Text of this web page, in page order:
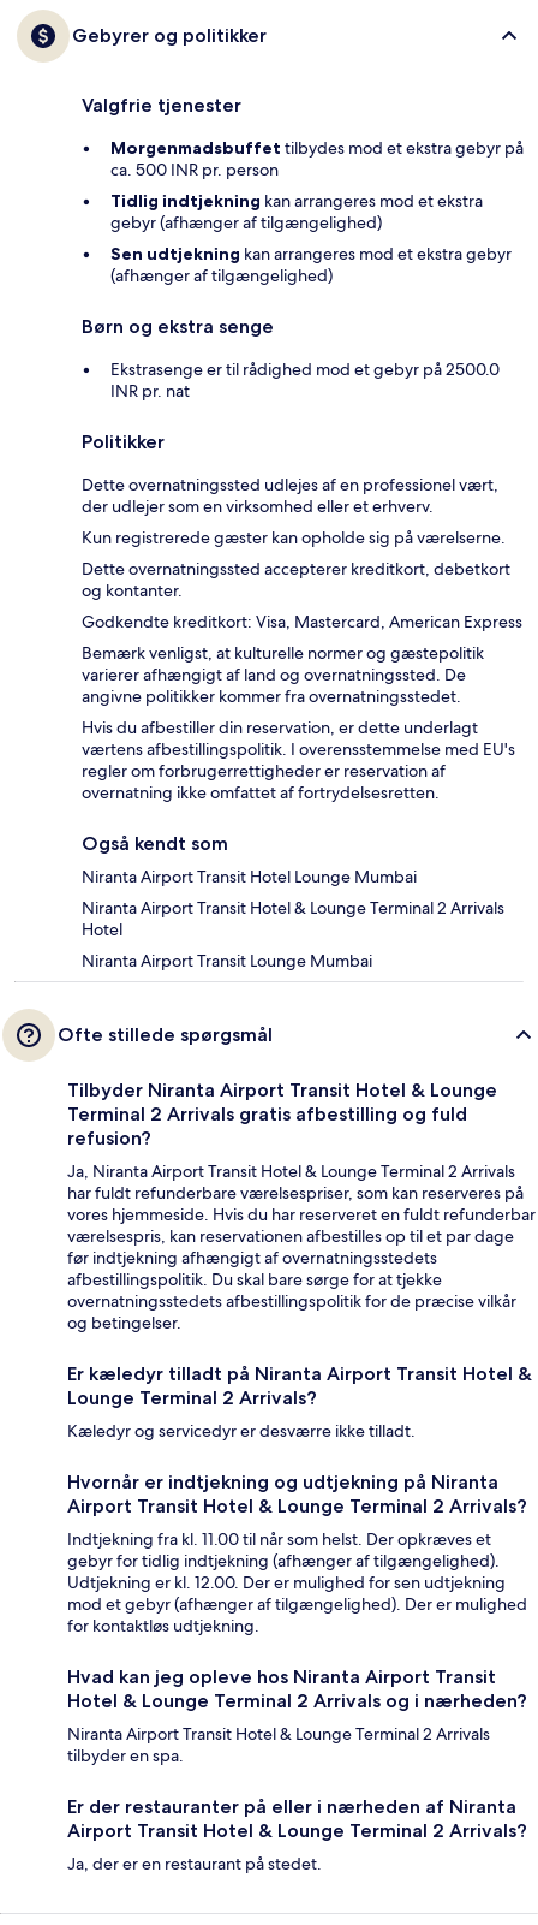
Gebyrer og politikker
Valgfrie tjenester
Morgenmadsbuffet tilbydes mod et ekstra gebyr på
ca. 500 INR pr. person
Tidlig indtjekning kan arrangeres mod et ekstra
gebyr (afhænger af tilgængelighed)
Sen udtjekning kan arrangeres mod et ekstra gebyr
(afhænger af tilgængelighed)
Børn og ekstra senge
Ekstrasenge er til rådighed mod et gebyr på 2500.0
INR pr. nat
Politikker
Dette overnatningssted udlejes af en professionel vært,
der udlejer som en virksomhed eller et erhverv.
Kun registrerede gæster kan opholde sig på værelserne.
Dette overnatningssted accepterer kreditkort, debetkort
og kontanter.
Godkendte kreditkort: Visa, Mastercard, American Express
Bemærk venligst, at kulturelle normer og gæstepolitik
varierer afhængigt af land og overnatningssted. De
angivne politikker kommer fra overnatningsstedet.
Hvis du afbestiller din reservation, er dette underlagt
værtens afbestillingspolitik. I overensstemmelse med EU's
regler om forbrugerrettigheder er reservation af
overnatning ikke omfattet af fortrydelsesretten.
Også kendt som
Niranta Airport Transit Hotel Lounge Mumbai
Niranta Airport Transit Hotel & Lounge Terminal 2 Arrivals
Hotel
Niranta Airport Transit Lounge Mumbai
Ofte stillede spørgsmål
Tilbyder Niranta Airport Transit Hotel & Lounge
Terminal 2 Arrivals gratis afbestilling og fuld
refusion?
Ja, Niranta Airport Transit Hotel & Lounge Terminal 2 Arrivals
har fuldt refunderbare værelsespriser, som kan reserveres på
vores hjemmeside. Hvis du har reserveret en fuldt refunderbar
værelsespris, kan reservationen afbestilles op til et par dage
før indtjekning afhængigt af overnatningsstedets
afbestillingspolitik. Du skal bare sørge for at tjekke
overnatningsstedets afbestillingspolitik for de præcise vilkår
og betingelser.
Er kæledyr tilladt på Niranta Airport Transit Hotel &
Lounge Terminal 2 Arrivals?
Kæledyr og servicedyr er desværre ikke tilladt.
Hvornår er indtjekning og udtjekning på Niranta
Airport Transit Hotel & Lounge Terminal 2 Arrivals?
Indtjekning fra kl. 11.00 til når som helst. Der opkræves et
gebyr for tidlig indtjekning (afhænger af tilgængelighed).
Udtjekning er kl. 12.00. Der er mulighed for sen udtjekning
mod et gebyr (afhænger af tilgængelighed). Der er mulighed
for kontaktløs udtjekning.
Hvad kan jeg opleve hos Niranta Airport Transit
Hotel & Lounge Terminal 2 Arrivals og i nærheden?
Niranta Airport Transit Hotel & Lounge Terminal 2 Arrivals
tilbyder en spa.
Er der restauranter på eller i nærheden af Niranta
Airport Transit Hotel & Lounge Terminal 2 Arrivals?
Ja, der er en restaurant på stedet.